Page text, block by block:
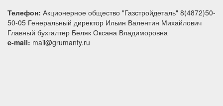
Телефон: Акционерное общество "Газстройдеталь" 8(4872)50-
50-05 Генеральный директор Ильин Валентин Михайлович
Главный бухгалтер Беляк Оксана Владиморовна
e-mail: mail@grumanty.ru